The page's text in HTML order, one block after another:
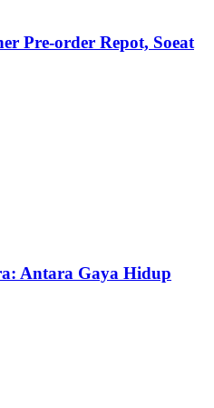
Pre-order Repot, Soeat
Antara Gaya Hidup